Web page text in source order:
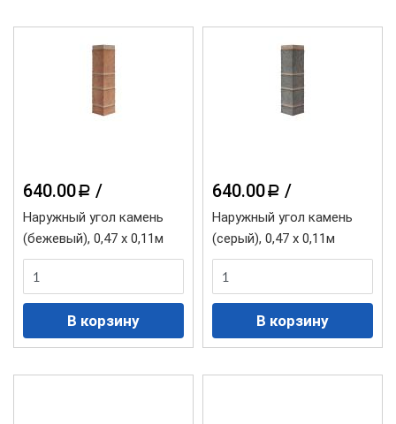
640.00 a /
Наружный угол камень
(бежевый), 0,47 х 0,11м
640.00 a /
Наружный угол камень
(серый), 0,47 х 0,11м